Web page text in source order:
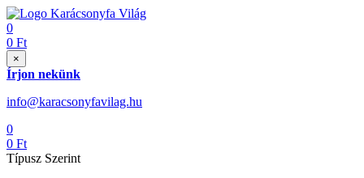
0
0 Ft
×
Írjon nekünk
info@karacsonyfavilag.hu
0
0 Ft
Típusz Szerint